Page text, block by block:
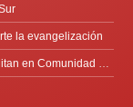
la evangelización